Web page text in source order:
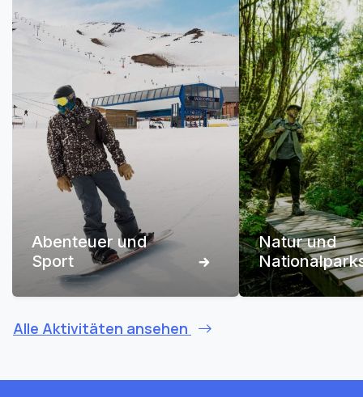
Abenteuer und
Sport
Natur und
Alle Aktivitäten ansehen